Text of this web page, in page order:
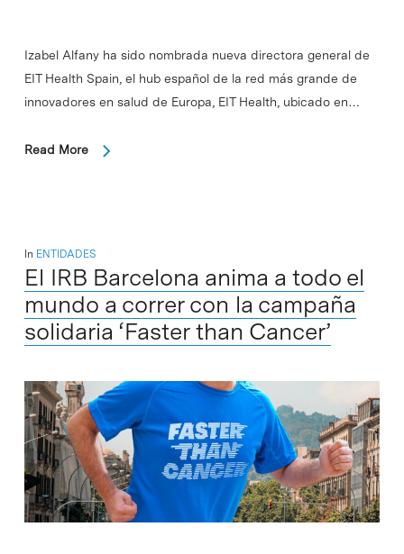
Izabel Alfany ha sido nombrada nueva directora general de
EIT Health Spain, el hub español de la red más grande de
innovadores en salud de Europa, EIT Health, ubicado en…
Read More
In ENTIDADES
El IRB Barcelona anima a todo el
mundo a correr con la campaña
solidaria ‘Faster than Cancer’